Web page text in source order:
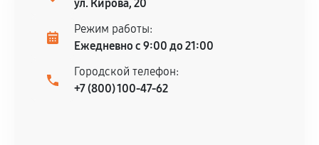
ул. Кирова, 20
Режим работы:
Ежедневно с 9:00 до 21:00
Городской телефон:
+7 (800) 100-47-62